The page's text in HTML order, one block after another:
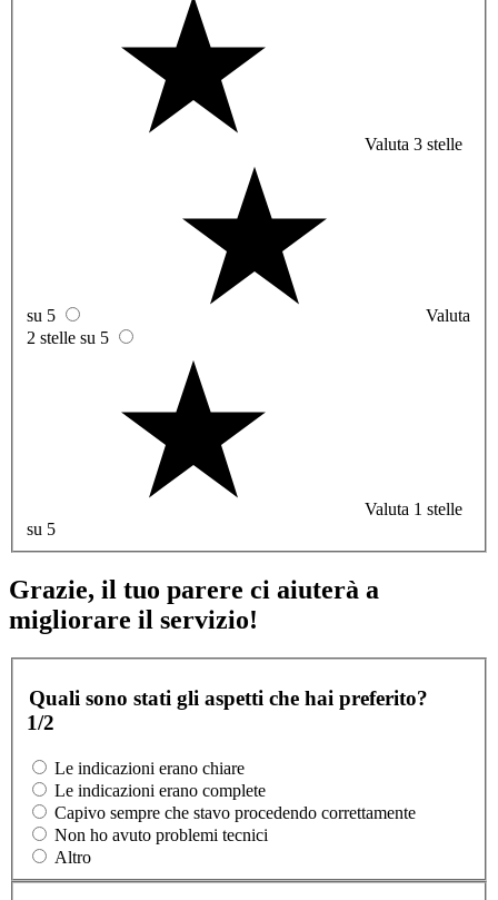
Valuta 3 stelle
su 5
Valuta
2 stelle su 5
Valuta 1 stelle
su 5
Grazie, il tuo parere ci aiuterà a
migliorare il servizio!
Quali sono stati gli aspetti che hai preferito?
1/2
Le indicazioni erano chiare
Le indicazioni erano complete
Capivo sempre che stavo procedendo correttamente
Non ho avuto problemi tecnici
Altro